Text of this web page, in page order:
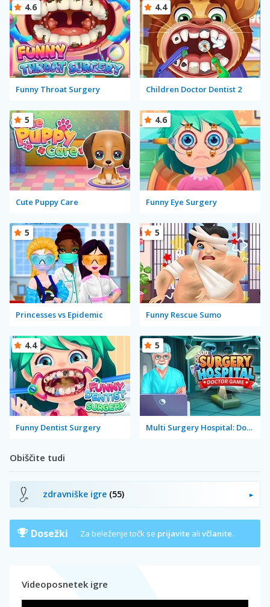
Funny Throat Surgery
4.6
Children Doctor Dentist 2
4.4
Cute Puppy Care
5
Funny Eye Surgery
4.6
Princesses vs Epidemic
5
Funny Rescue Sumo
5
Funny Dentist Surgery
4.4
Multi Surgery Hospital: Doctor Game
5
Obiščite tudi
zdravniške igre (55)
Dosežki Za beleženje točk se prijavite ali včlanite.
Videoposnetek igre